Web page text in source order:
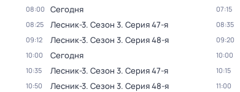
08:00 Сегодня
08:25 Лесник-3. Сезон 3. Серия 47-я
09:12 Лесник-3. Сезон 3. Серия 48-я
10:00 Сегодня
10:35 Лесник-3. Сезон 3. Серия 47-я
10:50 Лесник-3. Сезон 3. Серия 48-я
07:15
08:35
09:20
10:00
10:15
11:00